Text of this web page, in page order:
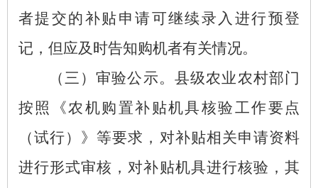
者提交的补贴申请可继续录入进行预登
记，但应及时告知购机者有关情况。
（三）审验公示。 县级农业农村部门
按照《农机购置补贴机具核验工作要点
（试行）》等要求，对补贴相关申请资料
进行形式审核，对补贴机具进行核验，其